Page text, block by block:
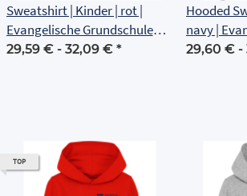
Sweatshirt | Kinder | rot |
Evangelische Grundschule
Erfurt
29,59 € - 32,09 € *
Hooded
navy |
29,60 € -
TOP